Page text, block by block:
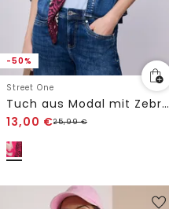
-50%
Street One
Tuch aus Modal mit Zebra-Print
13,00 €25,99€